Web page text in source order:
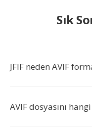
Sık
JFIF neden AVIF
AVIF dosyasını